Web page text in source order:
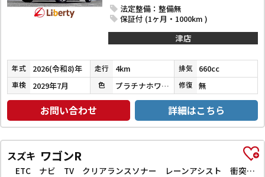
法定整備：整備無
保証付 (1ヶ月・1000km )
津店
年式 2026(令和8)年 走行 4km 排気 660cc
車検 2029年7月 色 プラチナホワイトパール 修復 無
お問い合わせ 詳細はこちら
スズキ ワゴンR
ETC ナビ TV クリアランスソナー レーンアシスト 衝突被害軽減システム オートライト スマートキー アイドリングストップ 電動格納ミラー シートヒーター ベンチシート CVT ESC CD